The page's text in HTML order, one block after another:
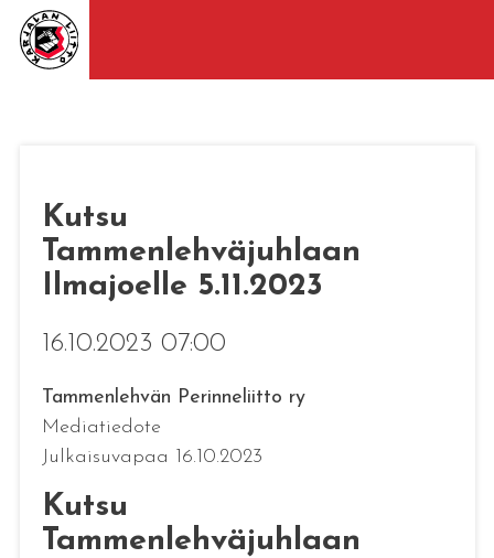
Kutsu
Tammenlehväjuhlaan
Ilmajoelle 5.11.2023
16.10.2023 07:00
Tammenlehvän Perinneliitto ry
Mediatiedote
Julkaisuvapaa 16.10.2023
Kutsu
Tammenlehväjuhlaan